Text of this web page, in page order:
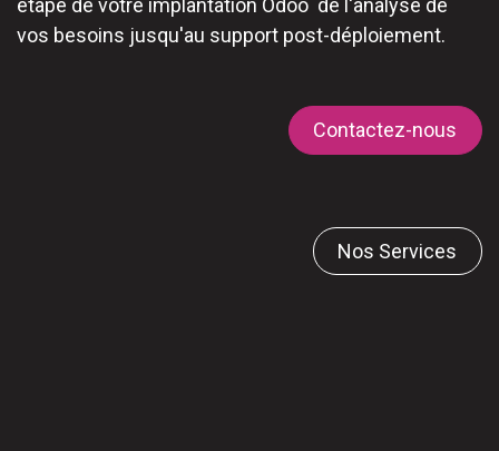
étape de votre implantation Odoo de l'analyse de
vos besoins jusqu'au support post-déploiement.
Contactez-nous
Nos Services